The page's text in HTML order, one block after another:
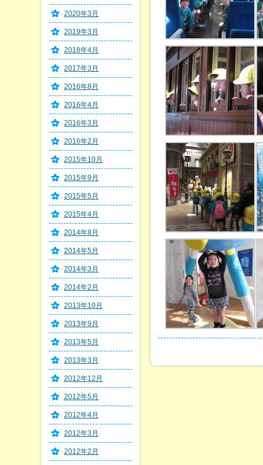
2020年3月
2019年3月
2018年4月
2017年3月
2016年8月
2016年4月
2016年3月
2016年2月
2015年10月
2015年9月
2015年5月
2015年4月
2014年8月
2014年5月
2014年3月
2014年2月
2013年10月
2013年9月
2013年5月
2013年3月
2012年12月
2012年5月
2012年4月
2012年3月
2012年2月